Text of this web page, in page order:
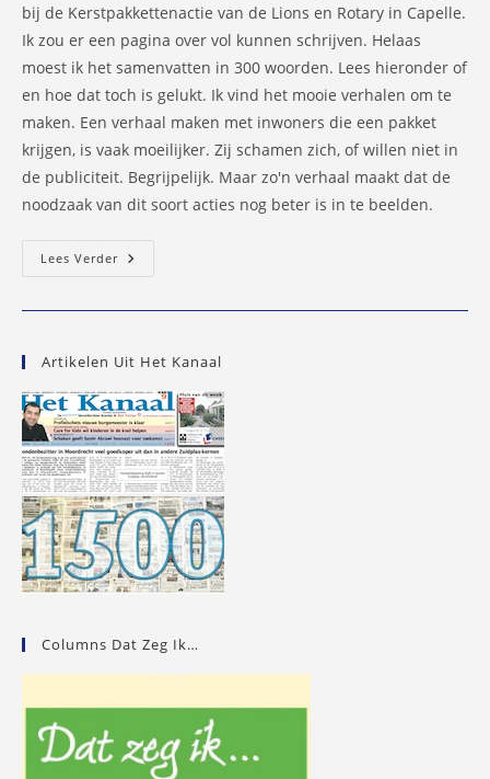
bij de Kerstpakkettenactie van de Lions en Rotary in Capelle.
Ik zou er een pagina over vol kunnen schrijven. Helaas
moest ik het samenvatten in 300 woorden. Lees hieronder of
en hoe dat toch is gelukt. Ik vind het mooie verhalen om te
maken. Een verhaal maken met inwoners die een pakket
krijgen, is vaak moeilijker. Zij schamen zich, of willen niet in
de publiciteit. Begrijpelijk. Maar zo'n verhaal maakt dat de
noodzaak van dit soort acties nog beter is in te beelden.
Lees VerderKerstpakkettenactie
In
Artikelen Uit Het Kanaal
Columns Dat Zeg Ik…